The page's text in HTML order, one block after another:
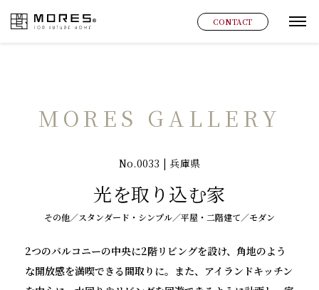
MORES CONTACT グ
MORES GALLERY
No.0033 | 兵庫県
光を取り込む家
その他／スタンダード・シンプル／平屋・二階建て／モダン
2つのバルコニーの中央に2階リビングを設け、角地のよう
な開放感を満喫できる間取りに。また、アイランドキッチン